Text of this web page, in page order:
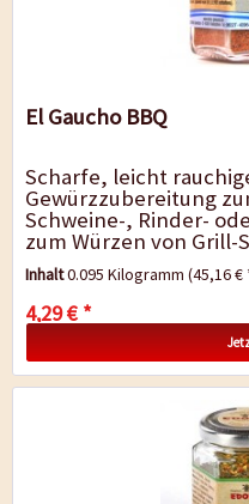
El Gaucho BBQ
Scharfe, leicht
Gewürzzubereitung
Schweine-, Rinder-
zum Würzen von Grill-
Inhalt0.095 Kilogramm(45,16
4,29 € *